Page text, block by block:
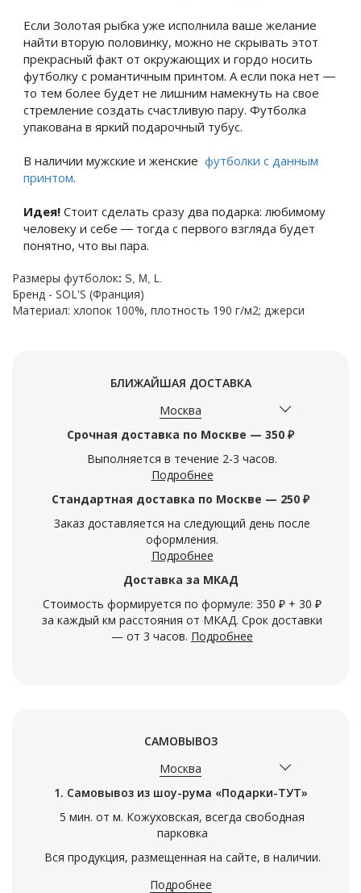
Если Золотая рыбка уже исполнила ваше желание
найти вторую половинку, можно не скрывать этот
прекрасный факт от окружающих и гордо носить
футболку с романтичным принтом. А если пока нет ―
то тем более будет не лишним намекнуть на свое
стремление создать счастливую пару. Футболка
упакована в яркий подарочный тубус.
В наличии мужские и женские футболки с данным
принтом.
Идея! Стоит сделать сразу два подарка: любимому
человеку и себе ― тогда с первого взгляда будет
понятно, что вы пара.
Размеры футболок: S, M, L.
Бренд - SOL'S (Франция)
Материал: хлопок 100%, плотность 190 г/м2; джерси
БЛИЖАЙШАЯ ДОСТАВКА
Москва
Срочная доставка по Москве — 350 ₽
Выполняется в течение 2-3 часов.
Подробнее
Стандартная доставка по Москве — 250 ₽
Заказ доставляется на следующий день после
оформления.
Подробнее
Доставка за МКАД
Стоимость формируется по формуле: 350 ₽ + 30 ₽
за каждый км расстояния от МКАД. Срок доставки
— от 3 часов. Подробнее
САМОВЫВОЗ
Москва
1. Самовывоз из шоу-рума «Подарки-ТУТ»
5 мин. от м. Кожуховская, всегда свободная
парковка
Вся продукция, размещенная на сайте, в наличии.
Подробнее